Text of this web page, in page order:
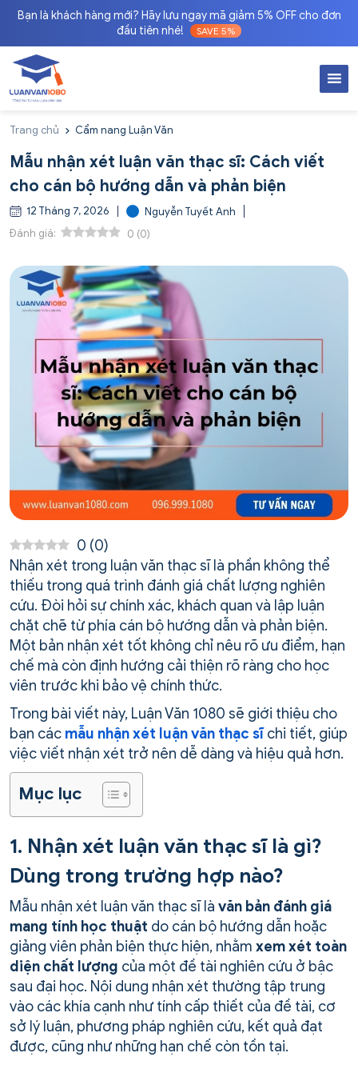
Bạn là khách hàng mới? Hãy lưu ngay mã giảm 5% OFF cho đơn
đầu tiên nhé!
SAVE 5%
Trang chủ Cẩm nang Luận Văn
Mẫu nhận xét luận văn thạc sĩ: Cách viết
cho cán bộ hướng dẫn và phản biện
12 Tháng 7, 2026
Nguyễn Tuyết Anh
Đánh giá:
0 (0)
0 (0)
Nhận xét trong luận văn thạc sĩ là phần không thể
thiếu trong quá trình đánh giá chất lượng nghiên
cứu. Đòi hỏi sự chính xác, khách quan và lập luận
chặt chẽ từ phía cán bộ hướng dẫn và phản biện.
Một bản nhận xét tốt không chỉ nêu rõ ưu điểm, hạn
chế mà còn định hướng cải thiện rõ ràng cho học
viên trước khi bảo vệ chính thức.
Trong bài viết này, Luận Văn 1080 sẽ giới thiệu cho
bạn các mẫu nhận xét luận văn thạc sĩchi tiết, giúp
việc viết nhận xét trở nên dễ dàng và hiệu quả hơn.
Mục lục
1. Nhận xét luận văn thạc sĩ là gì?
Dùng trong trường hợp nào?
Mẫu nhận xét luận văn thạc sĩ là văn bản đánh giá
mang tính học thuật do cán bộ hướng dẫn hoặc
giảng viên phản biện thực hiện, nhằm xem xét toàn
diện chất lượng của một đề tài nghiên cứu ở bậc
sau đại học. Nội dung nhận xét thường tập trung
vào các khía cạnh như tính cấp thiết của đề tài, cơ
sở lý luận, phương pháp nghiên cứu, kết quả đạt
được, cũng như những hạn chế còn tồn tại.